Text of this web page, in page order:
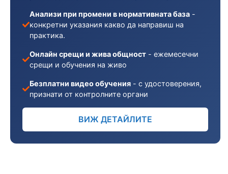
Анализи при промени в нормативната база -
конкретни указания какво да направиш на
практика.
Онлайн срещи и жива общност - ежемесечни
срещи и обучения на живо
Безплатни видео обучения - с удостоверения,
признати от контролните органи
ВИЖ ДЕТАЙЛИТЕ